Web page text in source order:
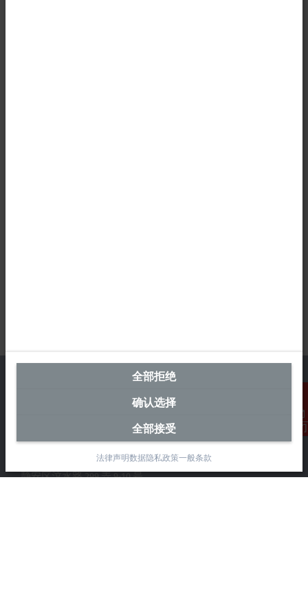
联系我们
毕孚自动化设备贸易(上海)有限公司
市北智汇园4号楼
静安区汶水路 299 弄 9-10 号
全部拒绝
确认选择
全部接受
法律声明数据隐私政策一般条款